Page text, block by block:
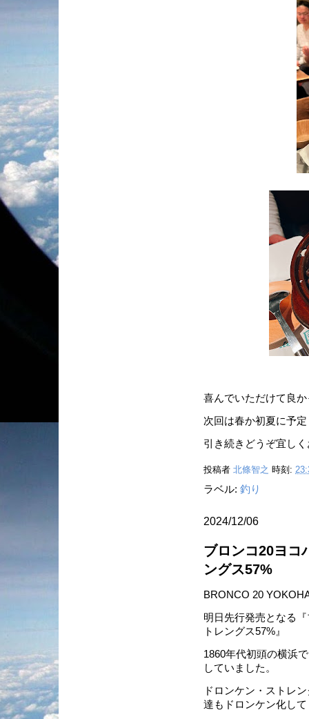
喜んでいただけて良
次回は春か初夏に予
引き続きどうぞ宜し
投稿者 北條智之 時刻:
ラベル: 釣り
2024/12/06
ブロンコ20ヨコ
ングス57%
BRONCO 20
明日先行発売となる
トレングス57%』
1860年代初頭の横浜
していました。
ドロンケン・ストレ
達もドロンケン化し